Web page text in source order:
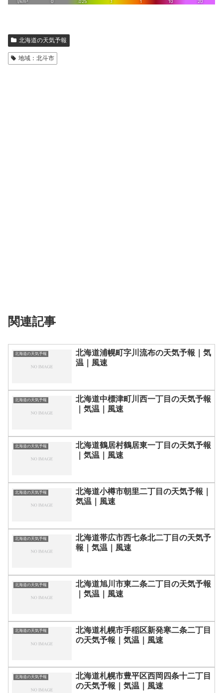
北海道の天気予報
地域：北斗市
関連記事
北海道の天気予報
北海道浦幌町字川流布の天気予報｜気
温｜風速
北海道の天気予報
北海道中標津町川西一丁目の天気予報
｜気温｜風速
北海道の天気予報
北海道鶴居村鶴居東一丁目の天気予報
｜気温｜風速
北海道の天気予報
北海道小樽市朝里二丁目の天気予報｜
気温｜風速
北海道の天気予報
北海道帯広市西七条北二丁目の天気予
報｜気温｜風速
北海道の天気予報
北海道旭川市東二条二丁目の天気予報
｜気温｜風速
北海道の天気予報
北海道札幌市手稲区新発寒二条二丁目
の天気予報｜気温｜風速
北海道の天気予報
北海道札幌市豊平区西岡四条十二丁目
の天気予報｜気温｜風速